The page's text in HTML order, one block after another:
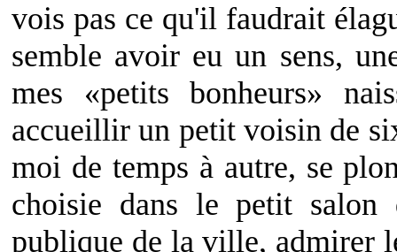
vois pas ce qu'il faudrait
semble avoir eu un sens,
mes «petits bonheurs»
accueillir un petit voisin de
moi de temps à autre, se
choisie dans le petit
publique de la ville, admirer